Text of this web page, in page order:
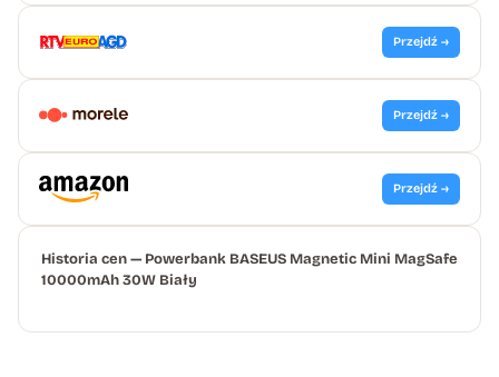
Przejdź →
Przejdź →
Przejdź →
Historia cen — Powerbank BASEUS Magnetic Mini MagSafe
10000mAh 30W Biały